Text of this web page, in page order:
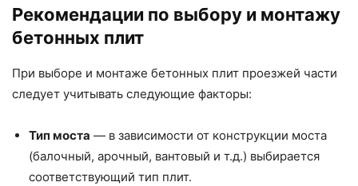
Рекомендации по выбору и монтажу
бетонных плит
При выборе и монтаже бетонных плит проезжей части
следует учитывать следующие факторы:
Тип моста — в зависимости от конструкции моста
(балочный, арочный, вантовый и т.д.) выбирается
соответствующий тип плит.